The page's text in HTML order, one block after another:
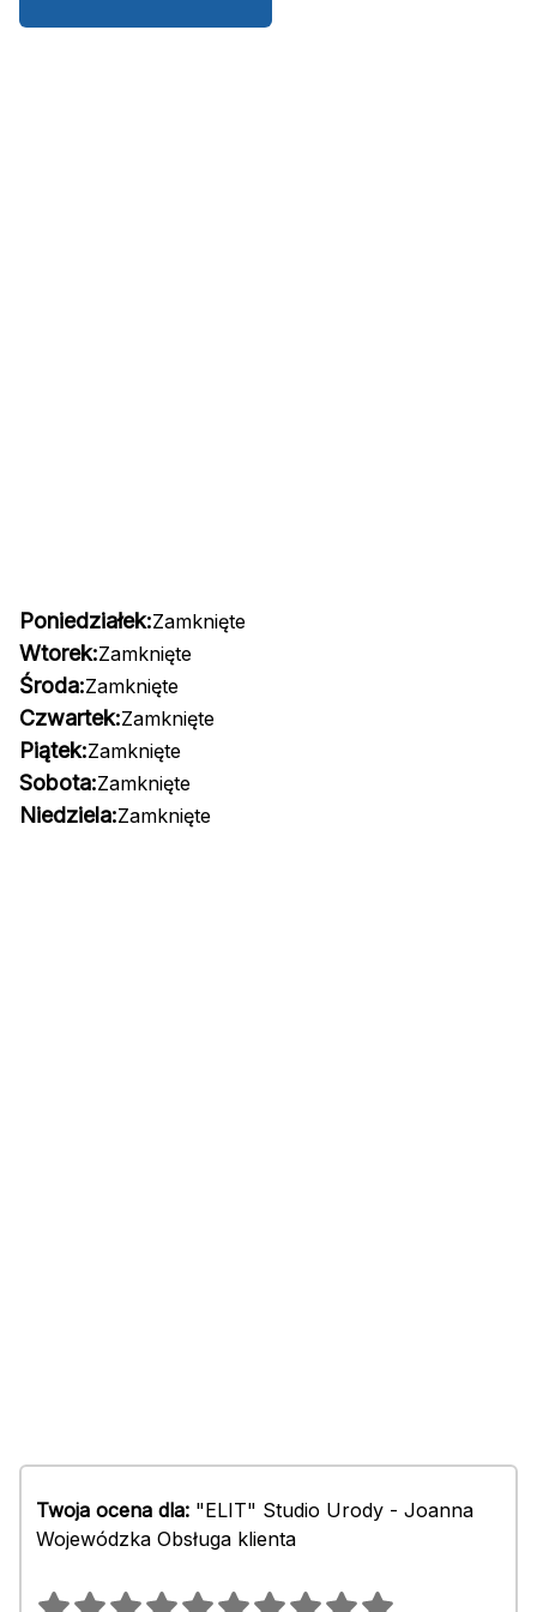
Poniedziałek:Zamknięte
Wtorek:Zamknięte
Środa:Zamknięte
Czwartek:Zamknięte
Piątek:Zamknięte
Sobota:Zamknięte
Niedziela:Zamknięte
Twoja ocena dla: "ELIT" Studio Urody - Joanna
Wojewódzka Obsługa klienta